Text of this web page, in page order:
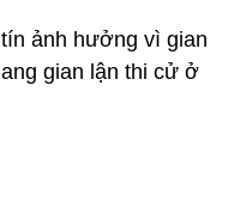
ảnh hưởng vì gian
gian lận thi cử ở